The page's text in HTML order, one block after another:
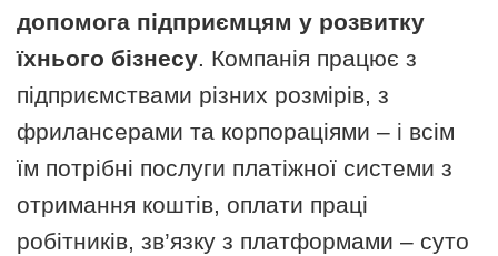
допомога підприємцям у розвитку
їхнього бізнесу. Компанія працює з
підприємствами різних розмірів, з
фрилансерами та корпораціями – і всім
їм потрібні послуги платіжної системи з
отримання коштів, оплати праці
робітників, зв’язку з платформами – суто